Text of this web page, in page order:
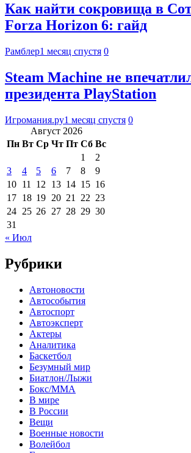
Как найти сокровища в
Forza Horizon 6: гайд
Рамблер1 месяц спустя 0
Steam Machine не
президента PlayStation
Игромания.ру1 месяц спустя 0
Август 2026
Пн Вт Ср Чт Пт Сб Вс
1
2
3
4 5 6 7 8
9
10 11 12 13 14 15 16
17 18 19 20 21 22 23
24 25 26 27 28 29 30
31
« Июл
Рубрики
Автоновости
Автособытия
Автоспорт
Автоэксперт
Актеры
Аналитика
Баскетбол
Безумный мир
Биатлон/Лыжи
Бокс/MMA
В мире
В России
Вещи
Военные новости
Волейбол